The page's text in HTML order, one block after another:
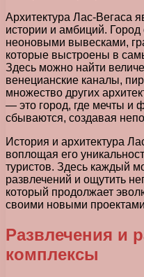
Архитектура Лас-Вегаса
истории и амбиций.
неоновыми вывесками,
которые выстроены в
Здесь можно найти
венецианские каналы,
множество других
— это город, где мечты и
сбываются, создавая
История и архитектура
воплощая его
туристов. Здесь каждый
развлечений и ощутить
который продолжает
своими новыми
Развлечения и
комплексы